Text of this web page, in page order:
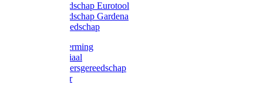
Handgereedschap Eurotool
Handgereedschap Gardena
Kindergereedschap
Kniebescherming
Afzetmateriaal
Stratenmakersgereedschap
Straathamer